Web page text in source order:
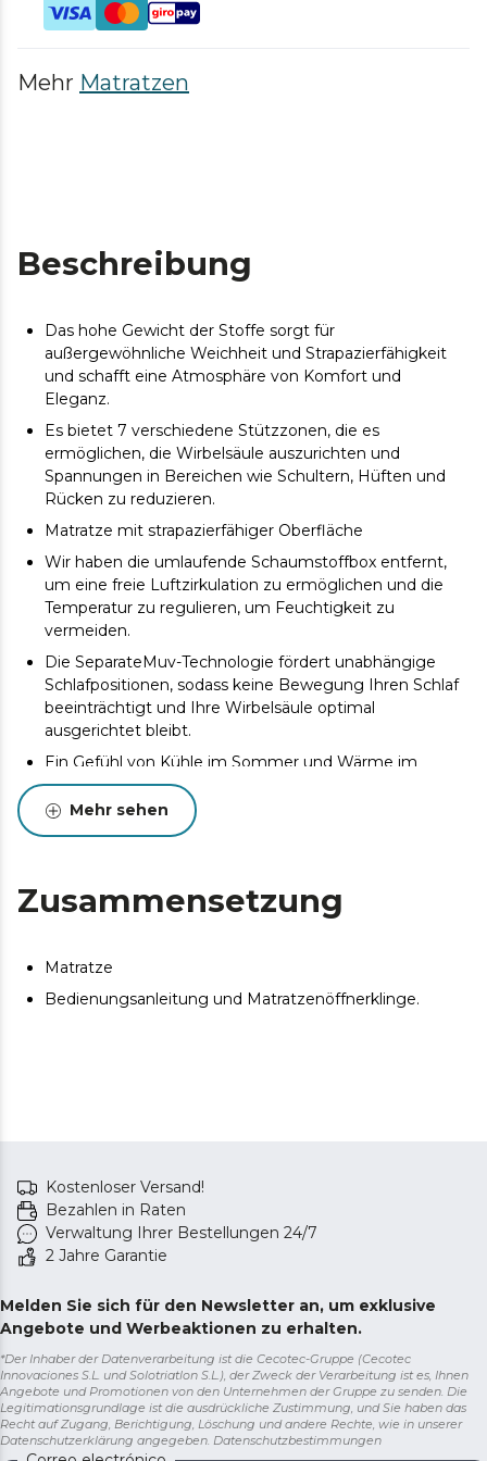
Mehr Matratzen
Beschreibung
Das hohe Gewicht der Stoffe sorgt für
außergewöhnliche Weichheit und Strapazierfähigkeit
und schafft eine Atmosphäre von Komfort und
Eleganz.
Es bietet 7 verschiedene Stützzonen, die es
ermöglichen, die Wirbelsäule auszurichten und
Spannungen in Bereichen wie Schultern, Hüften und
Rücken zu reduzieren.
Matratze mit strapazierfähiger Oberfläche
Wir haben die umlaufende Schaumstoffbox entfernt,
um eine freie Luftzirkulation zu ermöglichen und die
Temperatur zu regulieren, um Feuchtigkeit zu
vermeiden.
Die SeparateMuv-Technologie fördert unabhängige
Schlafpositionen, sodass keine Bewegung Ihren Schlaf
beeinträchtigt und Ihre Wirbelsäule optimal
ausgerichtet bleibt.
Ein Gefühl von Kühle im Sommer und Wärme im
Winter
Es verhindert das Auftreten von Milben, Bakterien und
Pilzen.
Es kann zu geringfügigen Abweichungen zwischen
dem abgebildeten und dem gelieferten Produkt
Diese Abweichungen sind normal und beeinträchtigen
weder die Qualität noch die Funktionalität des Artikels.
Mehr sehen
Zusammensetzung
Matratze
Bedienungsanleitung und Matratzenöffnerklinge.
Kostenloser Versand!
Bezahlen in Raten
Verwaltung Ihrer Bestellungen 24/7
2 Jahre Garantie
Melden Sie sich für den Newsletter an, um exklusive
Angebote und Werbeaktionen zu erhalten.
*Der Inhaber der Datenverarbeitung ist die Cecotec-Gruppe (Cecotec
Innovaciones S.L. und Solotriatlon S.L.), der Zweck der Verarbeitung ist es, Ihnen
Angebote und Promotionen von den Unternehmen der Gruppe zu senden. Die
Legitimationsgrundlage ist die ausdrückliche Zustimmung, und Sie haben das
Recht auf Zugang, Berichtigung, Löschung und andere Rechte, wie in unserer
Datenschutzerklärung angegeben. Datenschutzbestimmungen